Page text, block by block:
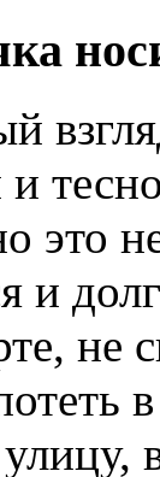
это
и
не